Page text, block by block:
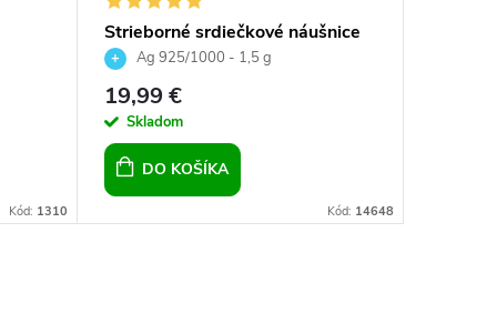
Kód: 1310
Strieborné srdiečkové náušnice
Topaz 10 mm, pre dievčatá, pre
ženy, striebro
Ag 925/1000 - 1,5 g
19,99 €
Skladom
DO KOŠÍKA
Kód: 14648